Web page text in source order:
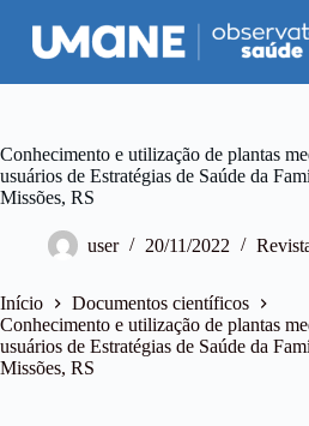
P
u
a
a
r
a
t
e
ú
d
Conhecimento e utilização de plantas
usuários de Estratégias de Saúde da
Missões, RS
user 20/11/2022
Início
Documentos científicos
Conhecimento e utilização de plantas
usuários de Estratégias de Saúde da
Missões, RS